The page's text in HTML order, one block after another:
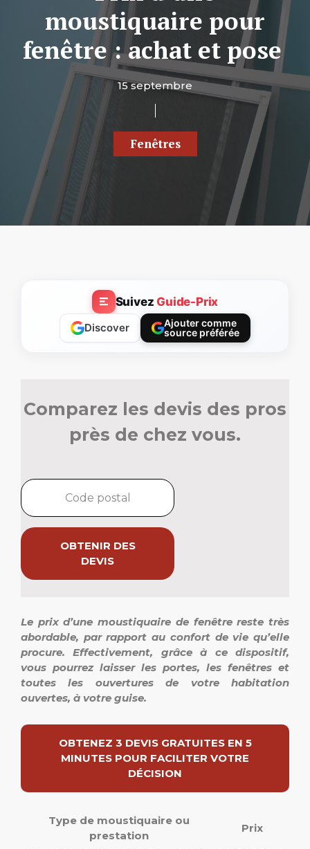
moustiquaire pour
fenêtre : achat et pose
15 septembre
Fenêtres
SuivezGuide-Prix
Discover
Ajouter comme
source préférée
Comparez les devis des pros
près de chez vous.
OBTENIR DES
DEVIS
Le prix d’une moustiquaire de fenêtre reste très
abordable, par rapport au confort de vie qu’elle
procure. Effectivement, grâce à ce dispositif,
vous pourrez laisser les portes, les fenêtres et
toutes les ouvertures de votre habitation
ouvertes, à votre guise.
OBTENEZ 3 DEVIS GRATUITES EN 5
MINUTES POUR FACILITER VOTRE
DÉCISION
Type de moustiquaire ou
prestation
Prix